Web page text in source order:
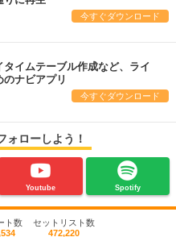
今すぐダウンロード
イムテーブル作成など、ライ
ナビアプリ
今すぐダウンロード
ォローしよう！
Youtube Spotify
ト数
セットリスト数
472,220